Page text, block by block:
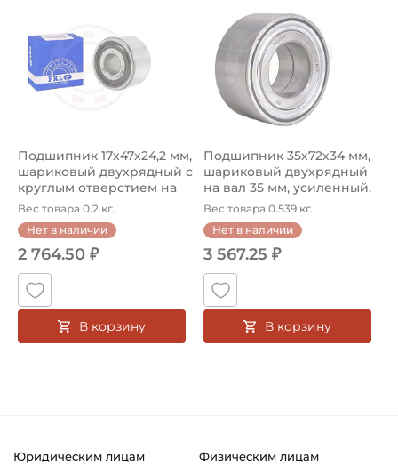
Подшипник 17х47х24,2 мм,
шариковый двухрядный с
круглым отверстием на
в...
Вес товара 0.2 кг.
Нет в наличии
2 764.50 ₽
В корзину
Подшипник 35х72х34 мм,
шариковый двухрядный
на вал 35 мм, усиленный.
Ар...
Вес товара 0.539 кг.
Нет в наличии
3 567.25 ₽
В корзину
Юридическим лицам
Физическим лицам